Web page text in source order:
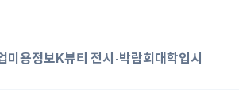
미용정보K뷰티 전시·박람회대학입시